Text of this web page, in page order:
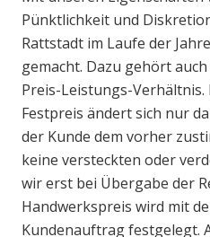
Pünktlichkeit und
Rattstadt im Laufe der
gemacht. Dazu gehört
Preis-Leistungs-
Festpreis ändert sich nur
der Kunde dem vorher
keine versteckten oder
wir erst bei Übergabe der
Handwerkspreis wird mit
Kundenauftrag festgelegt.